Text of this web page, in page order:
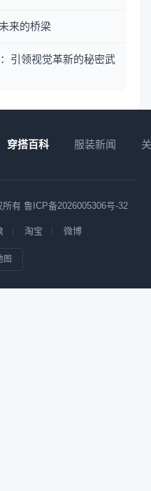
来的桥梁
引领视觉革新的秘密武
穿搭百科 服装新闻
所有 鲁ICP备2026005306号-32
淘宝 微博
图